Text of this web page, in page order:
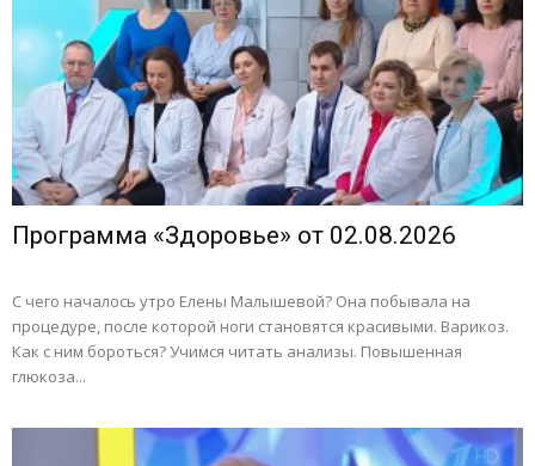
Программа «Здоровье» от 02.08.2026
С чего началось утро Елены Малышевой? Она побывала на
процедуре, после которой ноги становятся красивыми. Варикоз.
Как с ним бороться? Учимся читать анализы. Повышенная
глюкоза...